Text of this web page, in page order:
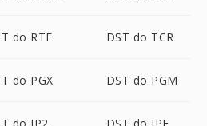
do RTF DST do TCR
do PGX DST do PGM